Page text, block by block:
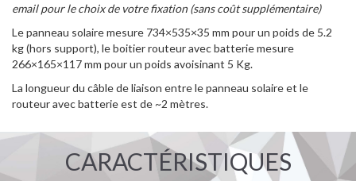
email pour le choix de votre fixation (sans coût supplémentaire)
Le panneau solaire mesure 734×535×35 mm pour un poids de 5.2
kg (hors support), le boitier routeur avec batterie mesure
266×165×117 mm pour un poids avoisinant 5 Kg.
La longueur du câble de liaison entre le panneau solaire et le
routeur avec batterie est de ~2 mètres.
CARACTÉRISTIQUES